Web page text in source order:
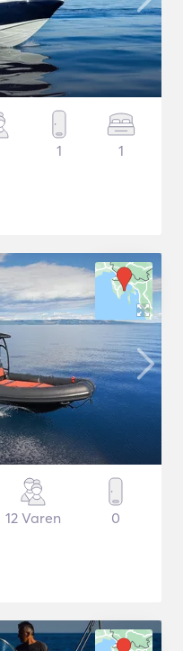
1 1
12 Varen 0